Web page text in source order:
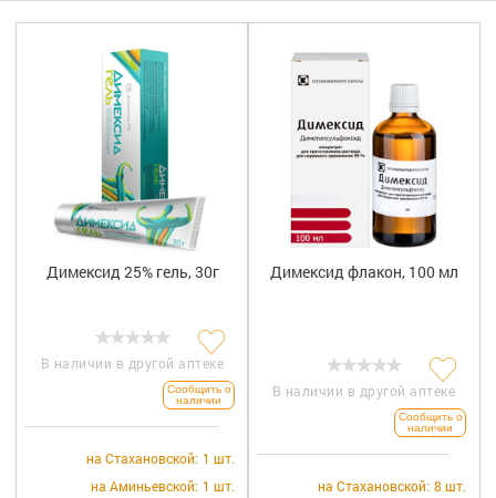
Изделия медицинского назначения
Планирование семьи
Медтехника
Оптика
Уход за больными
Скидки и акции
Димексид 25% гель, 30г
В наличии в другой аптеке
Сообщить о
наличии
на Стахановской: 1 шт.
на Аминьевской: 1 шт.
Димексид флакон, 100 мл
В наличии в другой аптеке
Сообщить о
наличии
на Стахановской: 8 шт.